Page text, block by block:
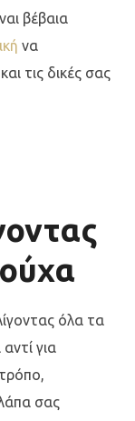
βέβαια
να
τις δικές σας
όλα τα
για
σας